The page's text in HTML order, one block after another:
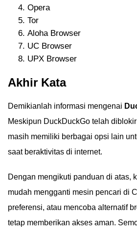
Opera
Tor
Aloha Browser
UC Browser
UPX Browser
Akhir Kata
Demikianlah informasi mengenai
Meskipun DuckDuckGo telah
masih memiliki berbagai opsi lain
saat beraktivitas di internet.
Dengan mengikuti panduan di atas,
mudah mengganti mesin pencari di
preferensi, atau mencoba alternatif
tetap memberikan akses aman.